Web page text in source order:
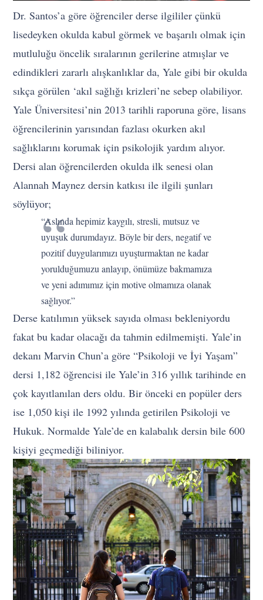
Dr. Santos’a göre öğrenciler derse ilgililer çünkü
lisedeyken okulda kabul görmek ve başarılı olmak için
mutluluğu öncelik sıralarının gerilerine atmışlar ve
edindikleri zararlı alışkanlıklar da, Yale gibi bir okulda
sıkça görülen ‘akıl sağlığı krizleri’ne sebep olabiliyor.
Yale Üniversitesi’nin 2013 tarihli raporuna göre, lisans
öğrencilerinin yarısından fazlası okurken akıl
sağlıklarını korumak için psikolojik yardım alıyor.
Dersi alan öğrencilerden okulda ilk senesi olan
Alannah Maynez dersin katkısı ile ilgili şunları
söylüyor;
“Aslında hepimiz kaygılı, stresli, mutsuz ve
uyuşuk durumdayız. Böyle bir ders, negatif ve
pozitif duygularımızı uyuşturmaktan ne kadar
yorulduğumuzu anlayıp, önümüze bakmamıza
ve yeni adımımız için motive olmamıza olanak
sağlıyor.”
Derse katılımın yüksek sayıda olması bekleniyordu
fakat bu kadar olacağı da tahmin edilmemişti. Yale’in
dekanı Marvin Chun’a göre “Psikoloji ve İyi Yaşam”
dersi 1,182 öğrencisi ile Yale’in 316 yıllık tarihinde en
çok kayıtlanılan ders oldu. Bir önceki en popüler ders
ise 1,050 kişi ile 1992 yılında getirilen Psikoloji ve
Hukuk. Normalde Yale’de en kalabalık dersin bile 600
kişiyi geçmediği biliniyor.